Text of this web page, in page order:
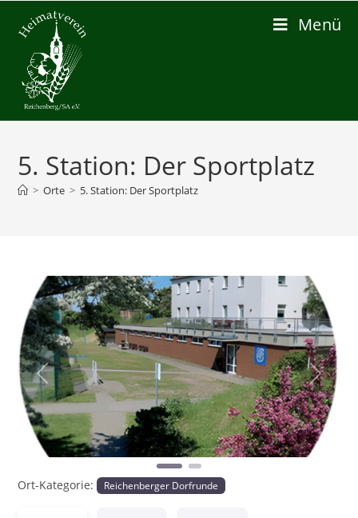
Inhalt
springen
Menü
5. Station: Der Sportplatz
> Orte > 5. Station: Der Sportplatz
Vorheriges
Ort-Kategorie: Reichenberger Dorfrunde